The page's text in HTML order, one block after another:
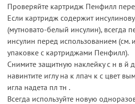
Проверяйте картридж Пенфилл
Если картридж содержит
(мутновато-белый инсулин), всегда
инсулин перед использованием (см.
упаковке с картриджами Пенфилл).
Снимите защитную наклейку с н в й
навинтите иглу на к лпач к с цвет
игла надета пл тн .
Всегда используйте новую